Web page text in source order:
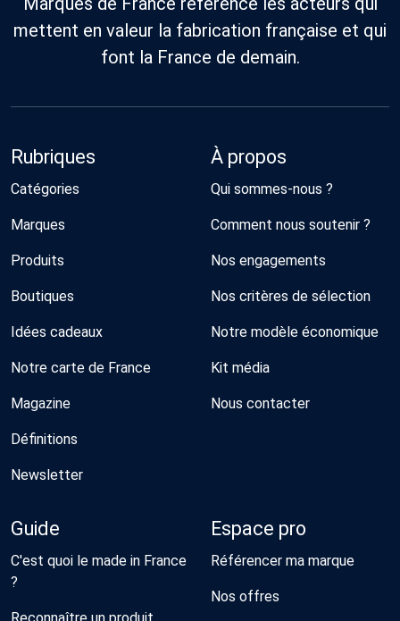
mettent en valeur la fabrication française et qui
font la France de demain.
Rubriques
Catégories
Marques
Produits
Boutiques
Idées cadeaux
Notre carte de France
Magazine
Définitions
Newsletter
À propos
Qui sommes-nous ?
Comment nous soutenir ?
Nos engagements
Nos critères de sélection
Notre modèle économique
Kit média
Nous contacter
Guide
C'est quoi le made in France
?
Espace pro
Référencer ma marque
Nos offres